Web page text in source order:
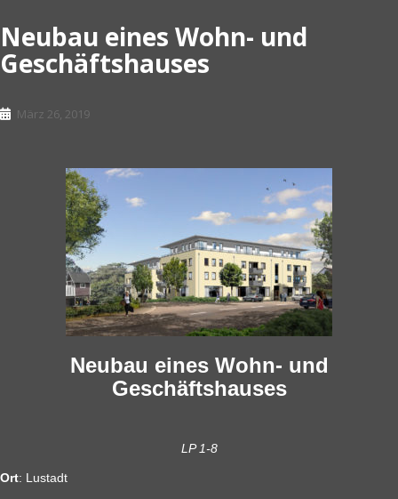
Neubau eines Wohn- und
Geschäftshauses
März 26, 2019
Neubau eines Wohn- und
Geschäftshauses
LP 1-8
Ort: Lustadt